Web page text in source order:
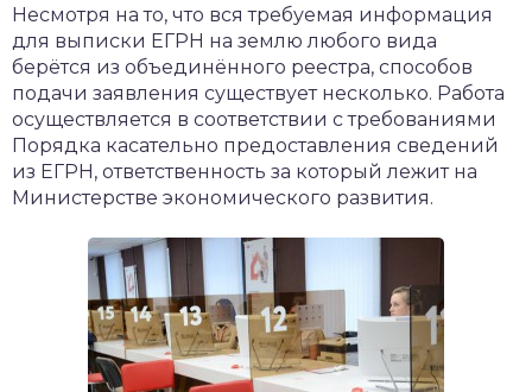
Несмотря на то, что вся требуемая информация
для выписки ЕГРН на землю любого вида
берётся из объединённого реестра, способов
подачи заявления существует несколько. Работа
осуществляется в соответствии с требованиями
Порядка касательно предоставления сведений
из ЕГРН, ответственность за который лежит на
Министерстве экономического развития.